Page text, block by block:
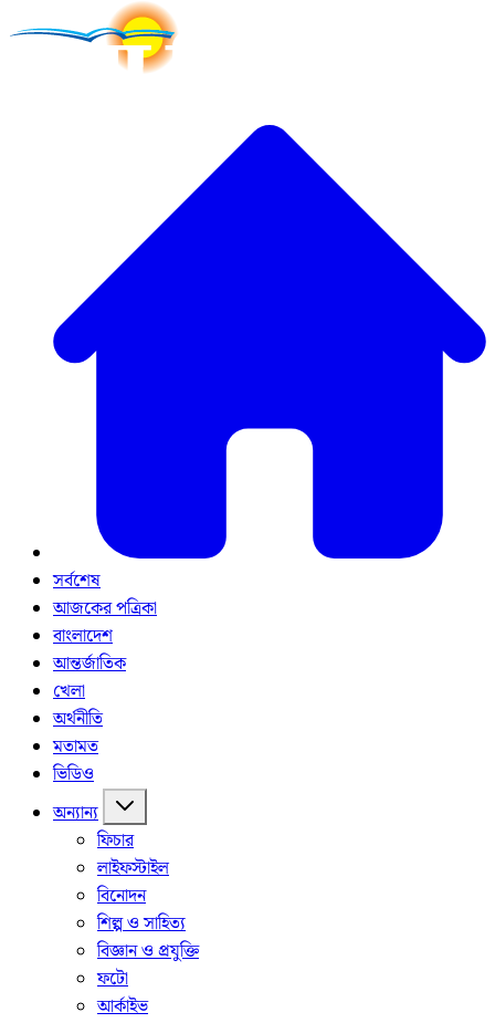
সর্বশেষ
আজকের পত্রিকা
বাংলাদেশ
আন্তর্জাতিক
খেলা
অর্থনীতি
মতামত
ভিডিও
অন্যান্য
ফিচার
লাইফস্টাইল
বিনোদন
শিল্প ও সাহিত্য
বিজ্ঞান ও প্রযুক্তি
ফটো
আর্কাইভ